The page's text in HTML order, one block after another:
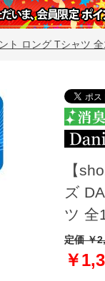
ト ロング Tシャツ
【
ズ
ツ 全
定価 ￥
￥